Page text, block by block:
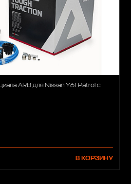
ARB для Nissan Y61 Patrol с
В КОРЗИНУ